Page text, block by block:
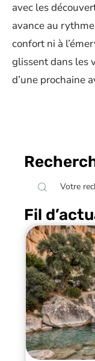
avec les
avance au
confort ni à
glissent dans les
d’une prochaine
Fil